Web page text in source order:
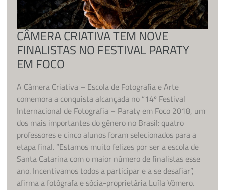
CÂMERA CRIATIVA TEM NOVE
FINALISTAS NO FESTIVAL PARATY
EM FOCO
A Câmera Criativa – Escola de Fotografia e Arte
comemora a conquista alcançada no “14º Festival
Internacional de Fotografia – Paraty em Foco 2018, um
dos mais importantes do gênero no Brasil: quatro
professores e cinco alunos foram selecionados para a
etapa final. “Estamos muito felizes por ser a escola de
Santa Catarina com o maior número de finalistas esse
ano. Incentivamos todos a participar e a se desafiar”,
afirma a fotógrafa e sócia-proprietária Luíla Vômero.